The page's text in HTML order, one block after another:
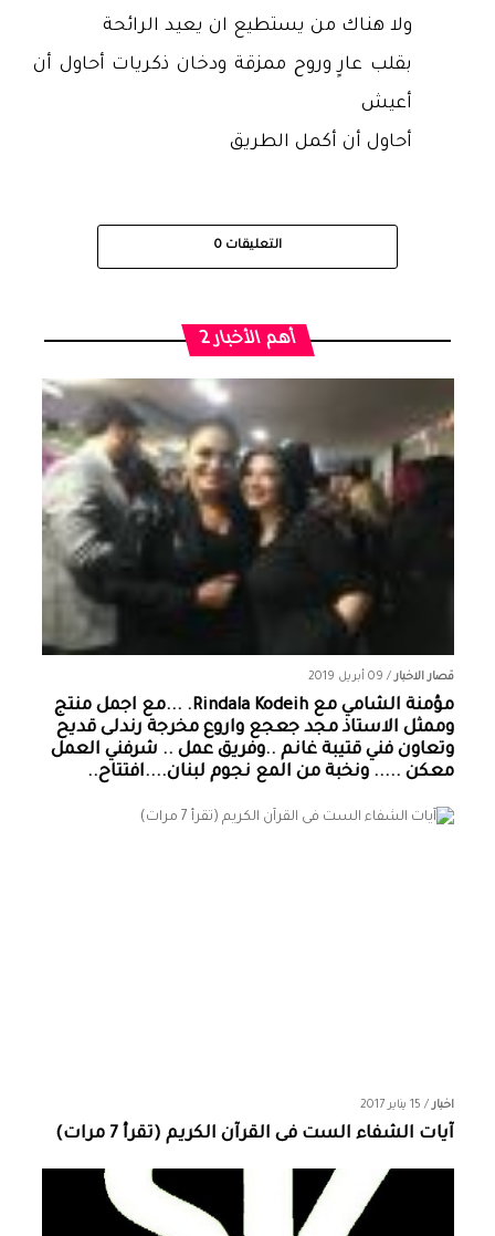
ولا هناك من يستطيع ان يعيد الرائحة
بقلب عارٍ وروح ممزقة ودخان ذكريات أحاول أن
أعيش
أحاول أن أكمل الطريق
التعليقات 0
أهم الأخبار 2
قصار الاخبار/ 09 أبريل 2019
مؤمنة الشامي‏ مع ‏‎Rindala Kodeih‎‏. ...مع اجمل منتج
وممثل الاستاذ مجد جعجع واروع مخرجة رندلى قديح
وتعاون فني قتيبة غانم ..وفريق عمل .. شرفني العمل
معكن ..... ونخبة من المع نجوم لبنان....افتتاح..
اخبار/ 15 يناير 2017
آيات الشفاء الست فى القرآن الكريم (تقرأ 7 مرات)